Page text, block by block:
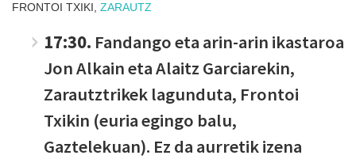
FRONTOI TXIKI, ZARAUTZ
17:30. Fandango eta arin-arin ikastaroa
Jon Alkain eta Alaitz Garciarekin,
Zarautztrikek lagunduta, Frontoi
Txikin (euria egingo balu,
Gaztelekuan). Ez da aurretik izena